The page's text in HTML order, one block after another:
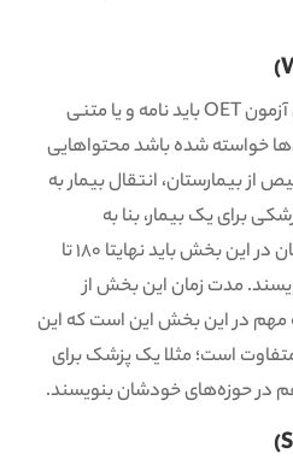
در این بخش، شرکت‌کنندگان آزمون OET باید نامه و یا متنی
خواسته شده باشد محتوا‌هایی
از بیمارستان، انتقال بیمار به
برای یک بیمار، بنا به
شرایطش بنویسند. شرکنندگان در این بخش باید نهایتا 180 تا
مدت زمان این بخش از
نکته مهم در این بخش این است که این
است؛ مثلا یک پزشک برای
در حوزه‌های خودشان بنویسند.